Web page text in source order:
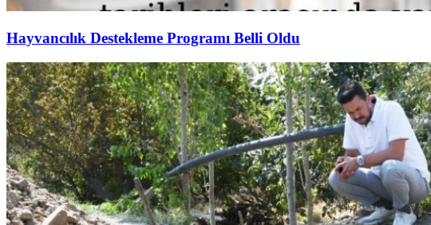
Hayvancılık Destekleme Programı Belli Oldu